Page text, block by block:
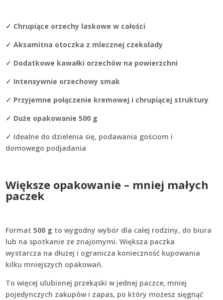
✓ Chrupiące orzechy laskowe w całości
✓ Aksamitna otoczka z mlecznej czekolady
✓ Dodatkowe kawałki orzechów na powierzchni
✓ Intensywnie orzechowy smak
✓ Przyjemne połączenie kremowej i chrupiącej struktury
✓ Duże opakowanie 500 g
✓ Idealne do dzielenia się, podawania gościom i
domowego podjadania
Większe opakowanie – mniej małych
paczek
Format 500 g to wygodny wybór dla całej rodziny, do biura
lub na spotkanie ze znajomymi. Większa paczka
wystarcza na dłużej i ogranicza konieczność kupowania
kilku mniejszych opakowań.
To więcej ulubionej przekąski w jednej paczce, mniej
pojedynczych zakupów i zapas, po który możesz sięgnąć